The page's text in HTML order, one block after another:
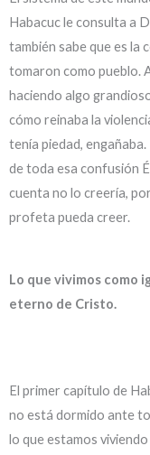
Habacuc le consulta a
también sabe que es la
tomaron como pueblo.
haciendo algo
cómo reinaba la
tenía piedad,
de toda esa confusión
cuenta no lo creería,
profeta pueda creer.
Lo que vivimos como
eterno de Cristo.
El primer capítulo de
no está dormido ante
lo que estamos